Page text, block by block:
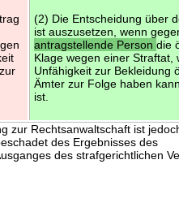
(2) Die Entscheidung über
ist auszusetzen, wenn
antragstellende Persondie
Klage wegen einer Straftat,
Unfähigkeit zur Bekleidung
Ämter zur Folge haben
ist.
zur Rechtsanwaltschaft ist
des Ergebnisses des
des strafgerichtlichen